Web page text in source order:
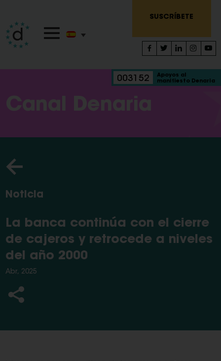
SUSCRÍBETE
003152
Apoyos al
manifiesto Denaria
Canal Denaria
Noticia
La banca continúa con el cierre
de cajeros y retrocede a niveles
del año 2000
Abr, 2025